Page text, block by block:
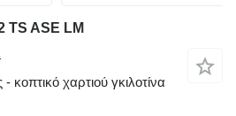
TS ASE LM
κοπτικό χαρτιού γκιλοτίνα